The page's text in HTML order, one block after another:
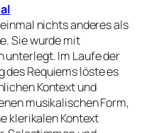
nichts anderes als
Sie wurde mit
unterlegt. Im Laufe der
Requiems löste es
Kontext und
musikalischen Form,
klerikalen Kontext